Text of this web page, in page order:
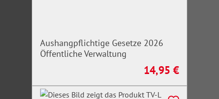
Aushangpflichtige Gesetze 2026
Öffentliche Verwaltung
Regulärer Preis:
14,95 €